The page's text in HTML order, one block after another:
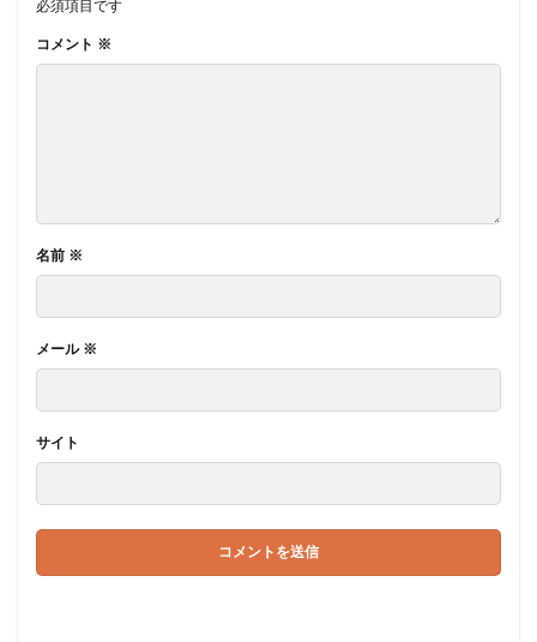
必須項目です
コメント ※
名前 ※
メール ※
サイト